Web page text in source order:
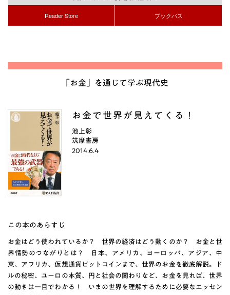
Reader Store ブックパス
「お金」を通じて学ぶ現代史
お金で世界が見えてくる！
池上彰
筑摩書房
2014.6.4
この本のあらすじ
お金はどう使われているか？ 世界の経済はどう動くのか？ お金と世
界情勢のつながりとは？ 日本、アメリカ、ヨーロッパ、アジア、中
東、アフリカ、仮想通貨ビットコインまで、世界のお金を徹底解説。ド
ルの秘密、ユーロの本質、円と社会の関わりなど、お金を見れば、世界
の動きは一目でわかる！ いまの世界を理解するために必要なエッセン